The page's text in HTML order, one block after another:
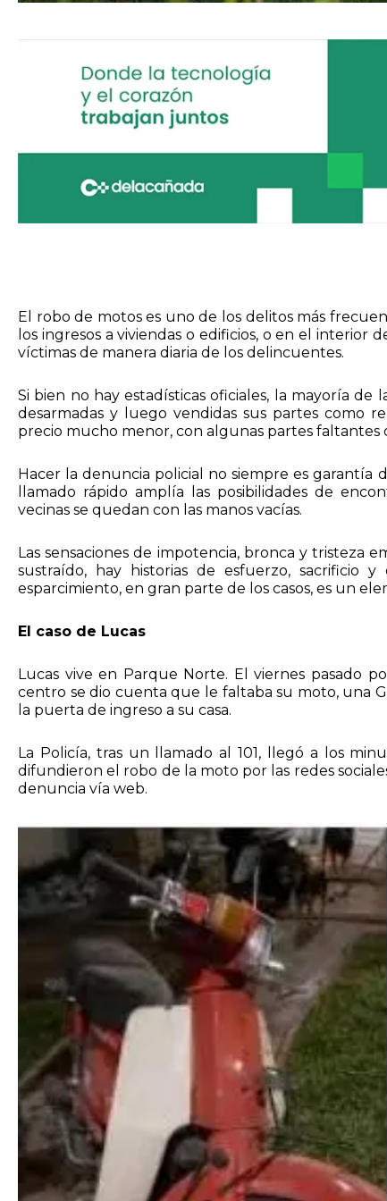
El robo de motos es uno de los delitos más
los ingresos a viviendas o edificios, o en el interior
víctimas de manera diaria de los delincuentes.
Si bien no hay estadísticas oficiales, la mayoría de
desarmadas y luego vendidas sus partes como
precio mucho menor, con algunas partes faltantes
Hacer la denuncia policial no siempre es garantía
llamado rápido amplía las posibilidades de
vecinas se quedan con las manos vacías.
Las sensaciones de impotencia, bronca y tristeza
sustraído, hay historias de esfuerzo, sacrificio
esparcimiento, en gran parte de los casos, es un
El caso de Lucas
Lucas vive en Parque Norte. El viernes pasado
centro se dio cuenta que le faltaba su moto, una
la puerta de ingreso a su casa.
La Policía, tras un llamado al 101, llegó a los
difundieron el robo de la moto por las redes
denuncia vía web.